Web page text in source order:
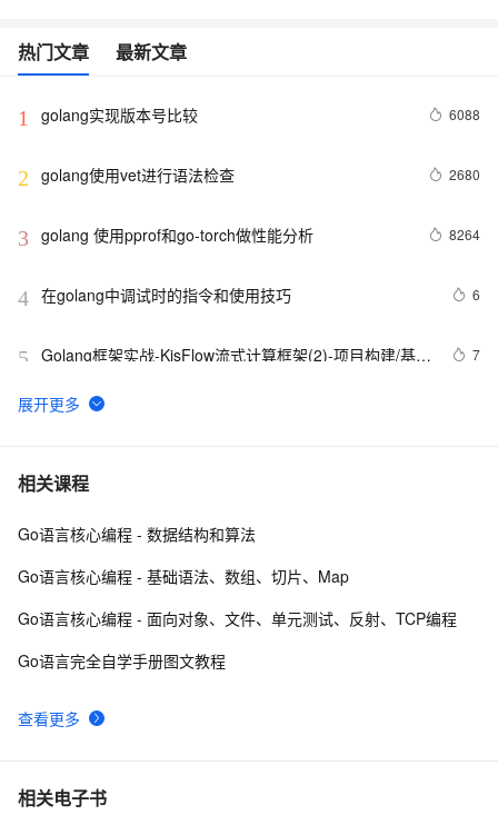
热门文章 最新文章
1 golang实现版本号比较 6088
2 golang使用vet进行语法检查 2680
3 golang 使用pprof和go-torch做性能分析 8264
4 在golang中调试时的指令和使用技巧 6
5 Golang框架实战-KisFlow流式计算框架(2)-项目构建/基础
7
6 Golang安装和配置指南：从零开始的高效开发之旅
7 Golang高性能内存缓存库BigCache设计与分析
8 Golang 语言中 kafka 客户端库 sarama
10知识分享之Golang——使用gorm时进行执行自定义SQL
相关课程
查看更多
Go语言核心编程 - 数据结构和算法
Go语言核心编程 - 基础语法、数组、切片、Map
Go语言核心编程 - 面向对象、文件、单元测试、反射、TCP编程
Go语言完全自学手册图文教程
相关电子书